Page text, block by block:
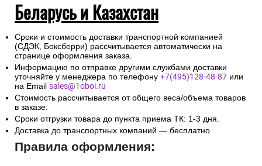
Беларусь и Казахстан
Сроки и стоимость доставки транспортной компанией
(СДЭК, Боксберри) рассчитывается автоматически на
странице оформления заказа.
Информацию по отправке другими службами доставки
уточняйте у менеджера по телефону +7(495)128-48-87 или
на Email sales@1oboi.ru
Стоимость рассчитывается от общего веса/объема товаров
в заказе.
Сроки отгрузки товара до пункта приема ТК: 1-3 дня.
Доставка до транспортных компаний — бесплатно
Правила оформления: